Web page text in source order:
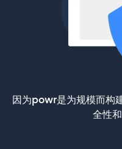
因为powr是为规模而构
全性